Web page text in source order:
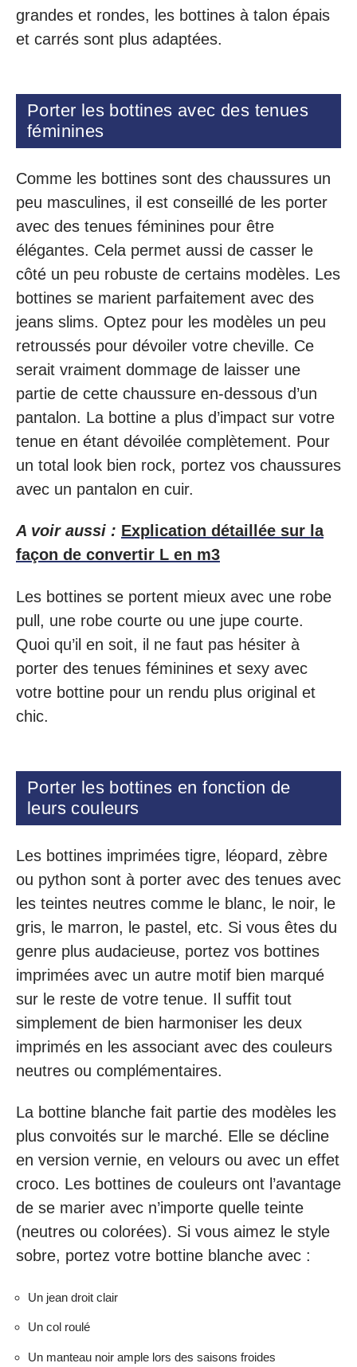
grandes et rondes, les bottines à talon épais
et carrés sont plus adaptées.
Porter les bottines avec des tenues
féminines
Comme les bottines sont des chaussures un
peu masculines, il est conseillé de les porter
avec des tenues féminines pour être
élégantes. Cela permet aussi de casser le
côté un peu robuste de certains modèles. Les
bottines se marient parfaitement avec des
jeans slims. Optez pour les modèles un peu
retroussés pour dévoiler votre cheville. Ce
serait vraiment dommage de laisser une
partie de cette chaussure en-dessous d’un
pantalon. La bottine a plus d’impact sur votre
tenue en étant dévoilée complètement. Pour
un total look bien rock, portez vos chaussures
avec un pantalon en cuir.
A voir aussi : Explication détaillée sur la
façon de convertir L en m3
Les bottines se portent mieux avec une robe
pull, une robe courte ou une jupe courte.
Quoi qu’il en soit, il ne faut pas hésiter à
porter des tenues féminines et sexy avec
votre bottine pour un rendu plus original et
chic.
Porter les bottines en fonction de
leurs couleurs
Les bottines imprimées tigre, léopard, zèbre
ou python sont à porter avec des tenues avec
les teintes neutres comme le blanc, le noir, le
gris, le marron, le pastel, etc. Si vous êtes du
genre plus audacieuse, portez vos bottines
imprimées avec un autre motif bien marqué
sur le reste de votre tenue. Il suffit tout
simplement de bien harmoniser les deux
imprimés en les associant avec des couleurs
neutres ou complémentaires.
La bottine blanche fait partie des modèles les
plus convoités sur le marché. Elle se décline
en version vernie, en velours ou avec un effet
croco. Les bottines de couleurs ont l’avantage
de se marier avec n’importe quelle teinte
(neutres ou colorées). Si vous aimez le style
sobre, portez votre bottine blanche avec :
Un jean droit clair
Un col roulé
Un manteau noir ample lors des saisons froides